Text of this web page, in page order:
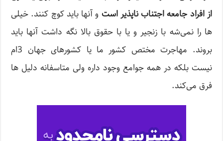
از افراد جامعه اجتناب ناپذیر است و آنها باید کوچ کنند. خیلی
ها را نمی‌شه با زنجیر و یا با حقوق بالا نگه داشت آنها باید
بروند. مهاجرت مختص کشور ما یا کشورهای جهان 3ام
نیست بلکه در همه جوامع وجود داره ولی متاسفانه دلیل ها
فرق می‌کند.